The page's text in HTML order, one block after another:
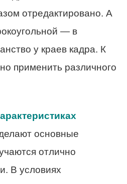
отредактировано. А
— в
у краев кадра. К
применить различного
основные
отлично
В условиях